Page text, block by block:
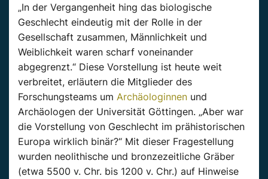
„In der Vergangenheit hing das biologische
Geschlecht eindeutig mit der Rolle in der
Gesellschaft zusammen, Männlichkeit und
Weiblichkeit waren scharf voneinander
abgegrenzt.“ Diese Vorstellung ist heute weit
verbreitet, erläutern die Mitglieder des
Forschungsteams um Archäologinnen und
Archäologen der Universität Göttingen. „Aber war
die Vorstellung von Geschlecht im prähistorischen
Europa wirklich binär?“ Mit dieser Fragestellung
wurden neolithische und bronzezeitliche Gräber
(etwa 5500 v. Chr. bis 1200 v. Chr.) auf Hinweise